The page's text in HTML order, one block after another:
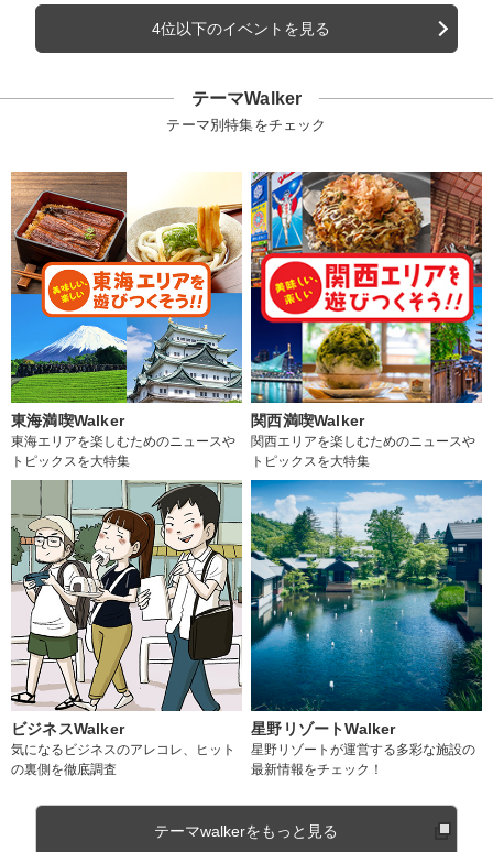
4位以下のイベントを見る
テーマWalker
テーマ別特集をチェック
東海満喫Walker
東海エリアを楽しむためのニュースや
トピックスを大特集
関西満喫Walker
関西エリアを楽しむためのニュースや
トピックスを大特集
ビジネスWalker
気になるビジネスのアレコレ、ヒット
の裏側を徹底調査
星野リゾートWalker
星野リゾートが運営する多彩な施設の
最新情報をチェック！
テーマwalkerをもっと見る